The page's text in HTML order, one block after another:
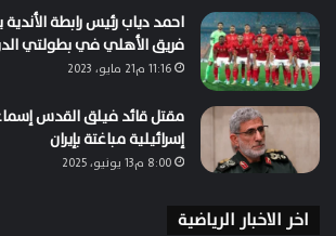
احمد دياب رئيس رابطة
فريق الأهلي في بطولتي
11:16 م21 مايو، 2023
مقتل قائد فيلق القدس
إسرائيلية مباغتة بإيران
8:00 م13 يونيو، 2025
اخر الاخبار الرياضية